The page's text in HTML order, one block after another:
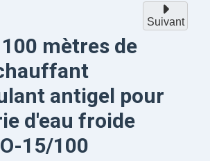
Suivant
mètres de
antigel pour
d'eau froide
15/100